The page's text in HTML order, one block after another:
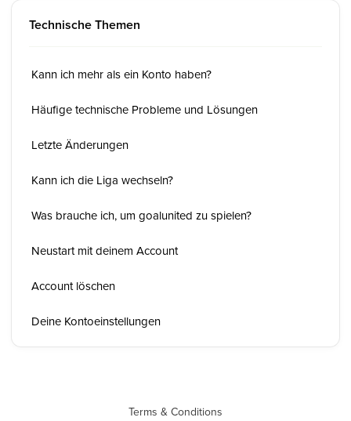
Technische Themen
Kann ich mehr als ein Konto haben?
Häufige technische Probleme und Lösungen
Letzte Änderungen
Kann ich die Liga wechseln?
Was brauche ich, um goalunited zu spielen?
Neustart mit deinem Account
Account löschen
Deine Kontoeinstellungen
Terms & Conditions